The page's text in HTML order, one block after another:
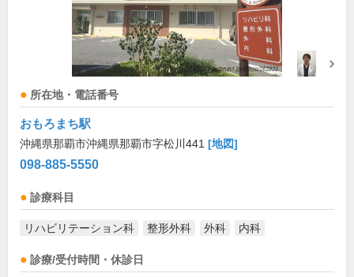
所在地・電話番号
おもろまち駅
沖縄県那覇市沖縄県那覇市字松川441 [地図]
098-885-5550
診療科目
リハビリテーション科 整形外科 外科 内科
診療/受付時間・休診日